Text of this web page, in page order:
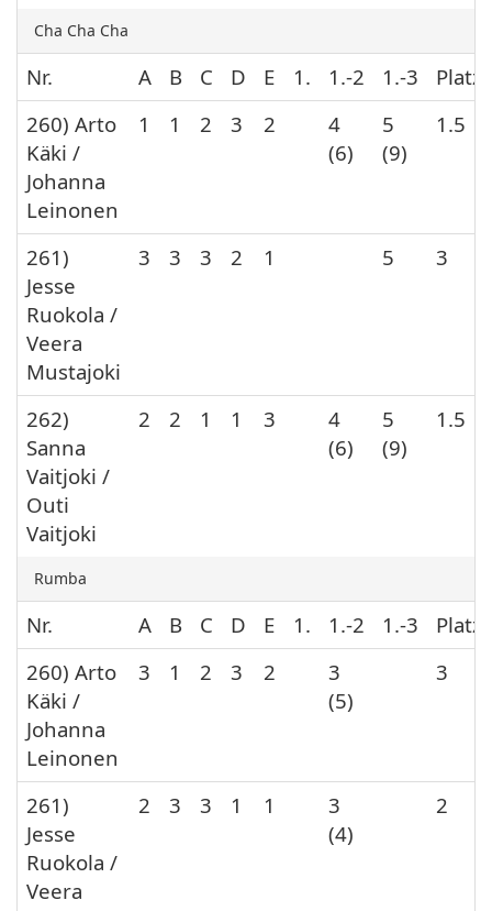
Cha Cha Cha
Nr. A B C D E 1. 1.-2 1.-3
Platz
260) Arto
Käki /
Johanna
Leinonen
1 1 2 3 2
4
(6)
5
(9)
1.5
261)
Jesse
Ruokola /
Veera
Mustajoki
3 3 3 2 1 5 3
262)
Sanna
Vaitjoki /
Outi
Vaitjoki
2 2 1 1 3
4
(6)
5
(9)
1.5
Rumba
Nr. A B C D E 1. 1.-2 1.-3
Platz
260) Arto
Käki /
Johanna
Leinonen
3 1 2 3 2
3
(5)
3
261)
Jesse
Ruokola /
Veera
2 3 3 1 1
3
(4)
2